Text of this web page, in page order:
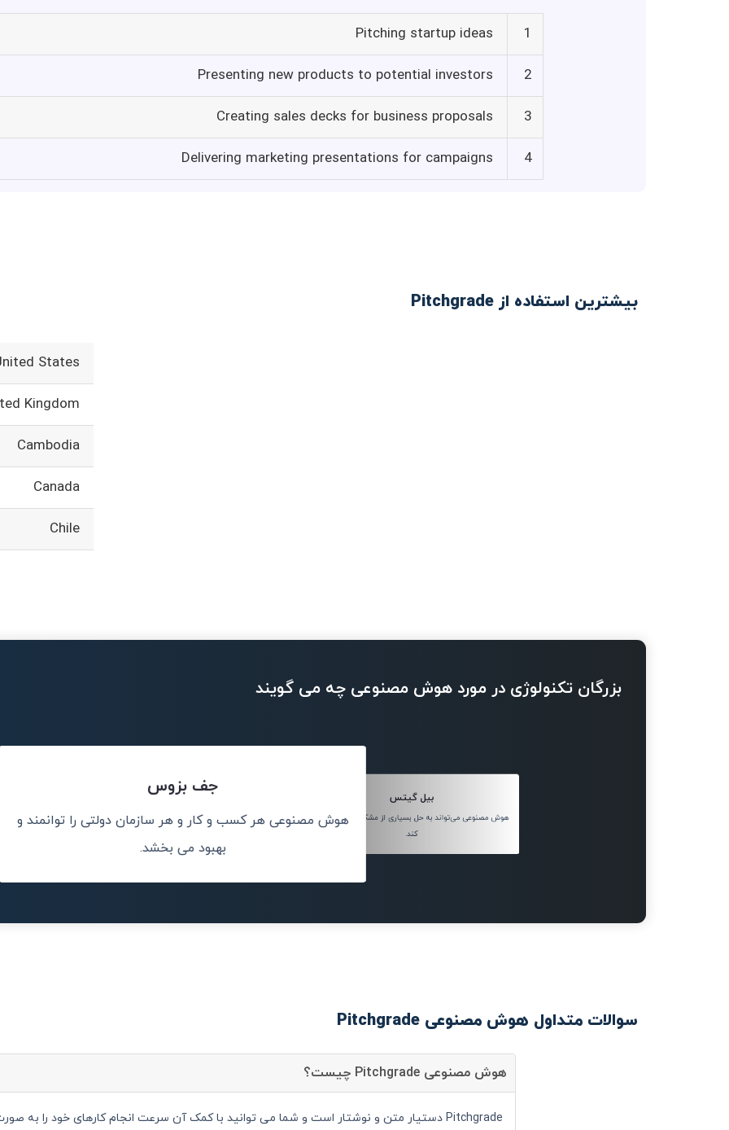
1
Pitching startup ideas
2
Presenting new products to potential investors
3
Creating sales decks for business proposals
4
Delivering marketing presentations for campaigns
بیشترین استفاده از Pitchgrade
States
Kingdom
Cambodia
Canada
Chile
بزرگان تکنولوژی در مورد هوش مصنوعی چه می گویند
بیل گیتس
هوش مصنوعی می‌تواند به حل بسیاری از مشکلات جهان کمک
کند.
جف بزوس
هوش مصنوعی هر کسب و کار و هر سازمان دولتی را توانمند و
بهبود می بخشد.
سوالات متداول هوش مصنوعی Pitchgrade
هوش مصنوعی Pitchgrade چیست؟
Pitchgrade دستیار متن و نوشتار است و شما می توانید با کمک آن سرعت انجام کارهای خود را به صورت قابل توجهی افزایش دهید.